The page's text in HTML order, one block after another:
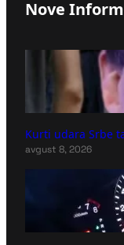
Nove
Kurti udara Srbe
avgust 8, 2026